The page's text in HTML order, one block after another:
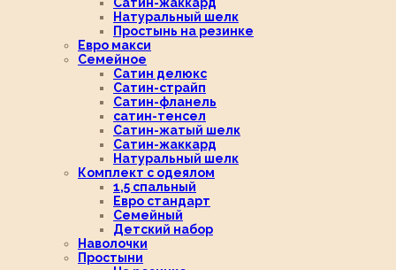
Натуральный шелк
Простынь на резинке
Евро макси
Семейное
Сатин делюкс
Сатин-страйп
Сатин-фланель
сатин-тенсел
Сатин-жатый шелк
Сатин-жаккард
Натуральный шелк
Комплект с одеялом
1,5 спальный
Евро стандарт
Семейный
Детский набор
Наволочки
Простыни